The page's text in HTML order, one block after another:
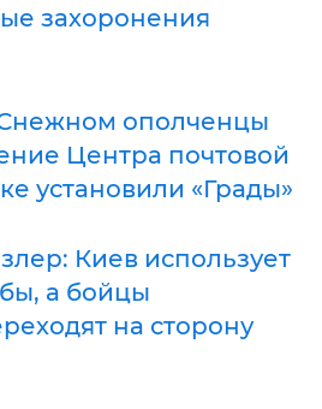
захоронения
ополченцы
Центра почтовой
установили «Грады»
Киев использует
а бойцы
на сторону